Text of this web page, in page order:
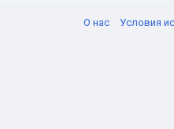
О нас Условия